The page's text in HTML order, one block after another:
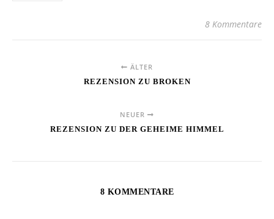
8 Kommentare
ÄLTER
REZENSION ZU BROKEN
NEUER
REZENSION ZU DER GEHEIME HIMMEL
8 KOMMENTARE